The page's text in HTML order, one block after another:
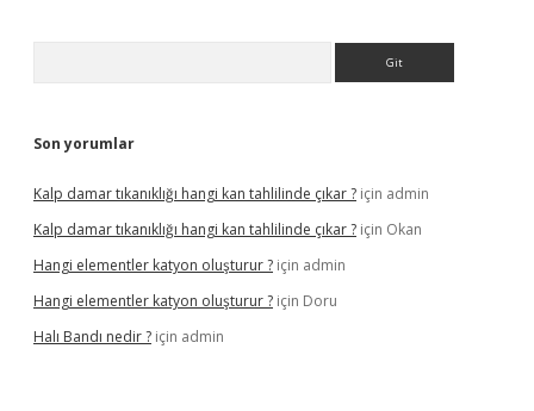
Son yorumlar
Kalp damar tıkanıklığı hangi kan tahlilinde çıkar ? için admin
Kalp damar tıkanıklığı hangi kan tahlilinde çıkar ? için Okan
Hangi elementler katyon oluşturur ? için admin
Hangi elementler katyon oluşturur ? için Doru
Halı Bandı nedir ? için admin